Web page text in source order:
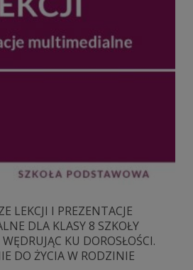
LEKCJI I PREZENTACJE
DLA KLASY 8 SZKOŁY
KU DOROSŁOŚCI.
DO ŻYCIA W RODZINIE